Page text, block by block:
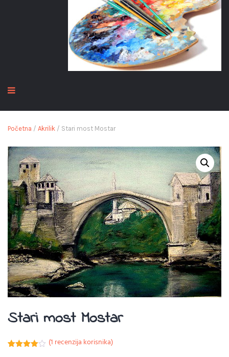
Početna / Akrilik / Stari most Mostar
Stari most Mostar
(1recenzija korisnika)